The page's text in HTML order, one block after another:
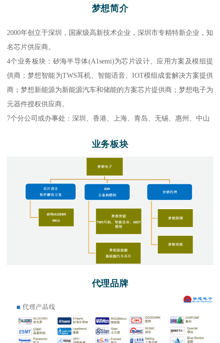
梦想简介
2000年创立于深圳，国家级高新技术企业，深圳市专精特新企业，知
名芯片供应商。
4个业务板块：矽海半导体(A1semi)为芯片设计、应用方案及模组提
供商；梦想智能为TWS耳机、智能语音、IOT模组成套解决方案提供
商；梦想新能源为新能源汽车和储能的方案芯片提供商；梦想电子为
元器件授权供应商。
7个分公司或办事处：深圳、香港、上海、青岛、无锡、惠州、中山
业务板块
代理品牌